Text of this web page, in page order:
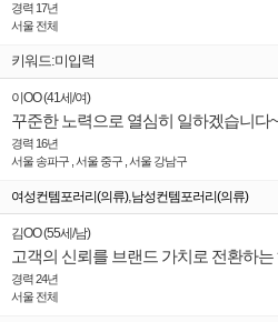
경력 17년
서울 전체
키워드:미입력
이OO(41세 /여)
꾸준한 노력으로 열심히 일하겠습니다
경력 16년
서울 송파구 , 서울 중구 , 서울 강남구
여성컨템포러리(의류),남성컨템포러리(의류)
김OO(55세 /남)
고객의 신뢰를 브랜드 가치로 전환하
경력 24년
서울 전체